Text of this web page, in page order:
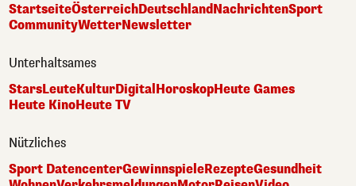
StartseiteÖsterreichDeutschlandNachrichtenSport
CommunityWetterNewsletter
Unterhaltsames
StarsLeuteKulturDigitalHoroskopHeute Games
Heute KinoHeute TV
Nützliches
Sport DatencenterGewinnspieleRezepteGesundheit